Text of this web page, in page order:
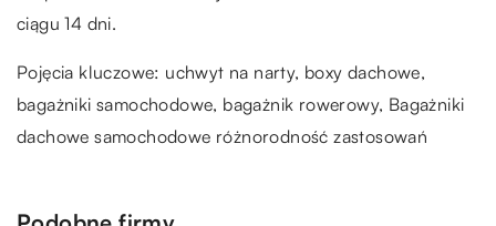
ciągu 14 dni.
Pojęcia kluczowe: uchwyt na narty, boxy dachowe,
bagażniki samochodowe, bagażnik rowerowy, Bagażniki
dachowe samochodowe różnorodność zastosowań